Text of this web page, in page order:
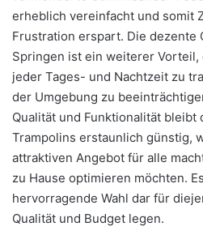
erheblich vereinfacht und somit
Frustration erspart. Die dezente
Springen ist ein weiterer
jeder Tages- und Nachtzeit zu
der Umgebung zu
Qualität und Funktionalität bleibt
Trampolins erstaunlich günstig,
attraktiven Angebot für alle
zu Hause optimieren möchten.
hervorragende Wahl dar für
Qualität und Budget legen.